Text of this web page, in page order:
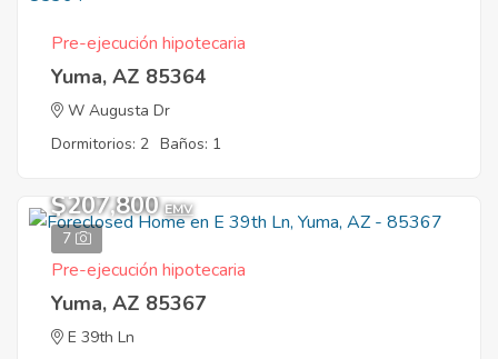
Pre-ejecución hipotecaria
Yuma, AZ 85364
W Augusta Dr
Dormitorios: 2 Baños: 1
7
$207,800 EMV
Pre-ejecución hipotecaria
Yuma, AZ 85367
E 39th Ln